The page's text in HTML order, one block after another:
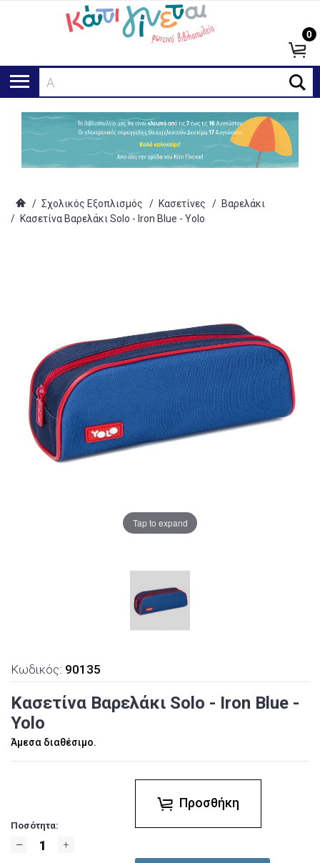
Αναζ
0
/ Σχολικός Εξοπλισμός / Κασετίνες / Βαρελάκι
/ Κασετίνα Βαρελάκι Solo - Iron Blue - Yolo
Tap to expand
Κωδικός: 90135
Κασετίνα Βαρελάκι Solo - Iron Blue -
Yolo
Άμεσα διαθέσιμο.
Ποσότητα:
Προσθήκη